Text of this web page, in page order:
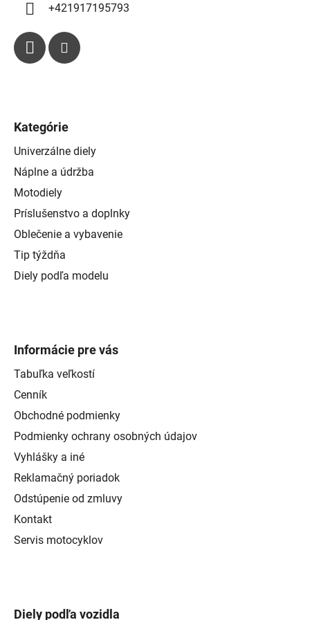
+421917195793
Kategórie
Univerzálne diely
Náplne a údržba
Motodiely
Príslušenstvo a doplnky
Oblečenie a vybavenie
Tip týždňa
Diely podľa modelu
Informácie pre vás
Tabuľka veľkostí
Cenník
Obchodné podmienky
Podmienky ochrany osobných údajov
Vyhlášky a iné
Reklamačný poriadok
Odstúpenie od zmluvy
Kontakt
Servis motocyklov
Diely podľa vozidla